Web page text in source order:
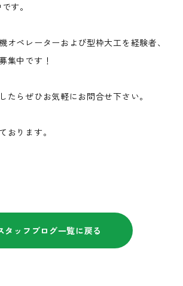
す。
オペレーターおよび型枠大工を経験者、
集中です！
たらぜひお気軽にお問合せ下さい。
おります。
タッフブログ一覧に戻る